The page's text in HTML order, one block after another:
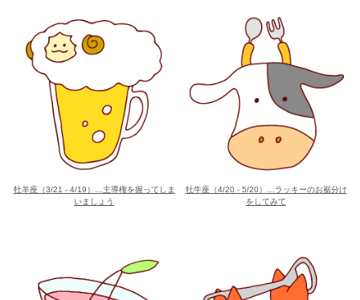
牡羊座（3/21 - 4/19）…主導権を握ってしま
いましょう
牡牛座（4/20 - 5/20）…ラッキーのお裾分け
をしてみて